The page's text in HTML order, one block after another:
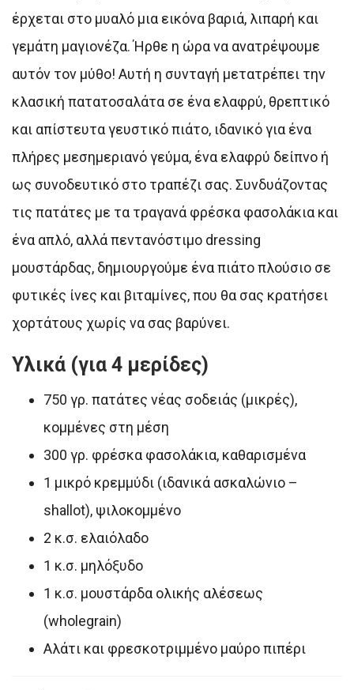
έρχεται στο μυαλό μια εικόνα βαριά, λιπαρή και
γεμάτη μαγιονέζα. Ήρθε η ώρα να ανατρέψουμε
αυτόν τον μύθο! Αυτή η συνταγή μετατρέπει την
κλασική πατατοσαλάτα σε ένα ελαφρύ, θρεπτικό
και απίστευτα γευστικό πιάτο, ιδανικό για ένα
πλήρες μεσημεριανό γεύμα, ένα ελαφρύ δείπνο ή
ως συνοδευτικό στο τραπέζι σας. Συνδυάζοντας
τις πατάτες με τα τραγανά φρέσκα φασολάκια και
ένα απλό, αλλά πεντανόστιμο dressing
μουστάρδας, δημιουργούμε ένα πιάτο πλούσιο σε
φυτικές ίνες και βιταμίνες, που θα σας κρατήσει
χορτάτους χωρίς να σας βαρύνει.
Υλικά (για 4 μερίδες)
750 γρ. πατάτες νέας σοδειάς (μικρές),
κομμένες στη μέση
300 γρ. φρέσκα φασολάκια, καθαρισμένα
1 μικρό κρεμμύδι (ιδανικά ασκαλώνιο –
shallot), ψιλοκομμένο
2 κ.σ. ελαιόλαδο
1 κ.σ. μηλόξυδο
1 κ.σ. μουστάρδα ολικής αλέσεως
(wholegrain)
Αλάτι και φρεσκοτριμμένο μαύρο πιπέρι